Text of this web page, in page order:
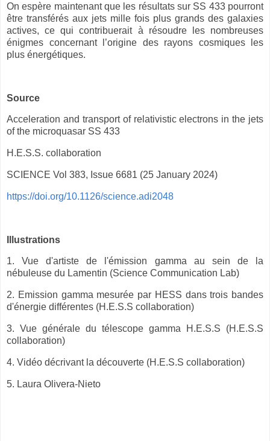
On espère maintenant que les résultats sur SS 433 pourront
être transférés aux jets mille fois plus grands des galaxies
actives, ce qui contribuerait à résoudre les nombreuses
énigmes concernant l’origine des rayons cosmiques les
plus énergétiques.
Source
Acceleration and transport of relativistic electrons in the jets
of the microquasar SS 433
H.E.S.S. collaboration
SCIENCE Vol 383, Issue 6681 (25 January 2024)
https://doi.org/10.1126/science.adi2048
Illustrations
1. Vue d'artiste de l'émission gamma au sein de la
nébuleuse du Lamentin (Science Communication Lab)
2. Emission gamma mesurée par HESS dans trois bandes
d'énergie différentes (H.E.S.S collaboration)
3. Vue générale du télescope gamma H.E.S.S (H.E.S.S
collaboration)
4. Vidéo décrivant la découverte (H.E.S.S collaboration)
5. Laura Olivera-Nieto